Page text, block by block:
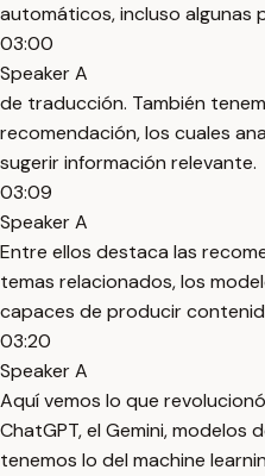
automáticos, incluso algunas
03:00
Speaker A
de traducción. También
recomendación, los cuales
sugerir información relevante.
03:09
Speaker A
Entre ellos destaca las
temas relacionados, los
capaces de producir
03:20
Speaker A
Aquí vemos lo que
ChatGPT, el Gemini,
tenemos lo del machine